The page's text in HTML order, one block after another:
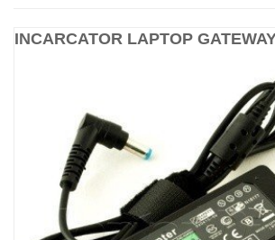
INCARCATOR LAPTOP